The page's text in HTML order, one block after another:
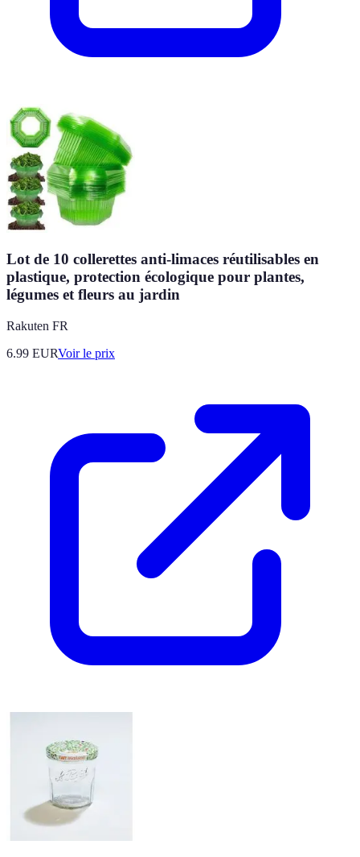
Lot de 10 collerettes anti-limaces réutilisables en
plastique, protection écologique pour plantes,
légumes et fleurs au jardin
Rakuten FR
6.99 EURVoir le prix